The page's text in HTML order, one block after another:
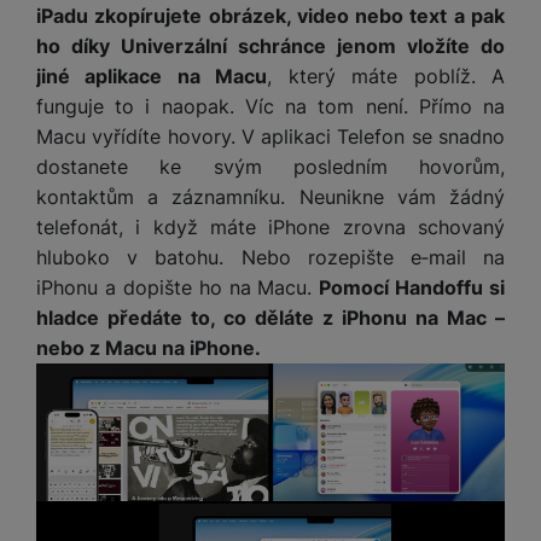
iPadu zkopírujete obrázek, video nebo text a pak
ho díky Univerzální schránce jenom vložíte do
jiné aplikace na Macu, který máte poblíž. A
funguje to i naopak. Víc na tom není. Přímo na
Macu vyřídíte hovory. V aplikaci Telefon se snadno
dostanete ke svým posledním hovorům,
kontaktům a záznamníku. Neunikne vám žádný
telefonát, i když máte iPhone zrovna schovaný
hluboko v batohu. Nebo rozepište e‑mail na
iPhonu a dopište ho na Macu. Pomocí Handoffu si
hladce předáte to, co děláte z iPhonu na Mac –
nebo z Macu na iPhone.